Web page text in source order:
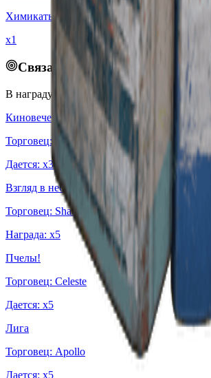
Химикаты
x1
Связанные квесты
В награду от:
Киновечер
Торговец:
Apollo
Дается: x3
Взгляд в небеса
Торговец: Shani
Награда: x5
Пчелы!
Торговец: Celeste
Дается: x5
Лига
Торговец: Apollo
Дается: x5